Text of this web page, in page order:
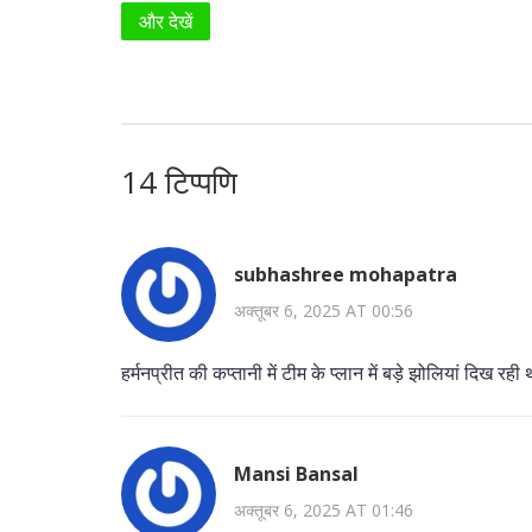
और देखें
14 टिप्पणि
subhashree mohapatra
अक्तूबर 6, 2025 AT 00:56
हर्मनप्रीत की कप्तानी में टीम के प्लान में बड़े झोलियां दिख रही
Mansi Bansal
अक्तूबर 6, 2025 AT 01:46